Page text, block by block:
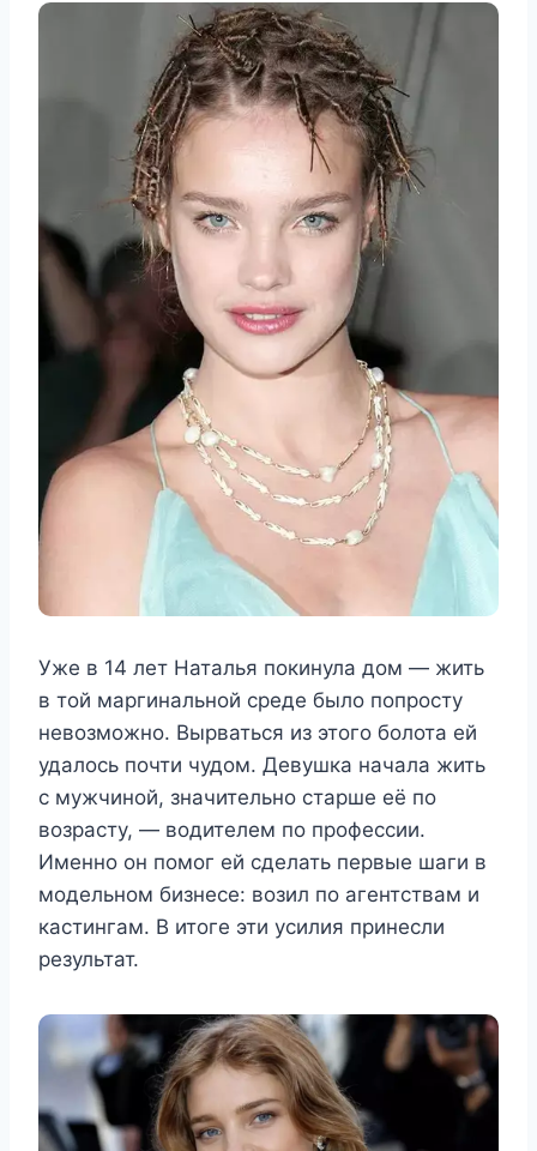
Уже в 14 лет Наталья покинула дом — жить
в той маргинальной среде было попросту
невозможно. Вырваться из этого болота ей
удалось почти чудом. Девушка начала жить
с мужчиной, значительно старше её по
возрасту, — водителем по профессии.
Именно он помог ей сделать первые шаги в
модельном бизнесе: возил по агентствам и
кастингам. В итоге эти усилия принесли
результат.